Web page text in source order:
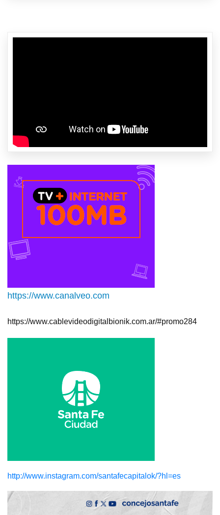
https://www.canalveo.com
https://www.cablevideodigitalbionik.com.ar/#promo284
http://www.instagram.com/santafecapitalok/?hl=es